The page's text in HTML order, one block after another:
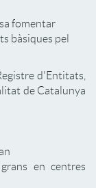
fomentar
bàsiques pel
d'Entitats,
de Catalunya
en centres